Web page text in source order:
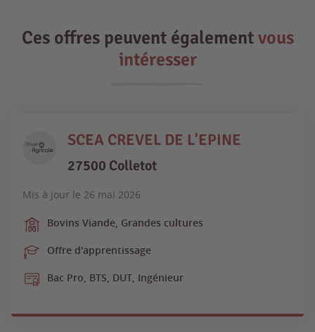
Ces offres peuvent égalementvous
intéresser
SCEA CREVEL DE L'EPINE
27500 Colletot
Mis à jour le 26 mai 2026
Bovins Viande, Grandes cultures
Offre d'apprentissage
Bac Pro, BTS, DUT, Ingénieur